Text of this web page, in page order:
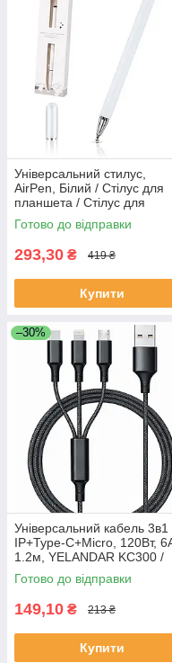
Універсальний стилус,
AirPen, Білий / Стілус для
планшета / Стілус для
телефону / Стилус ручка
Готово до відправки
293,30 ₴ 419 ₴
Купити
–30%
Універсальний кабель 3в1
IP+Type-C+Micro, 120Вт,
1.2м, YELANDAR KC300 /
Кабель для швидкої
Мультикабель
Готово до відправки
149,10 ₴ 213 ₴
Купити